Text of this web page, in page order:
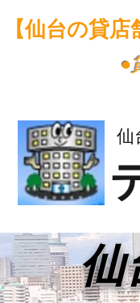
【仙台の貸
​●
仙
仙